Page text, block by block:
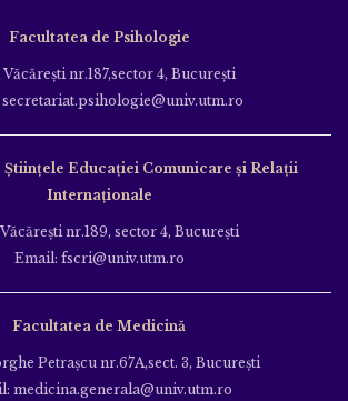
Facultatea de Psihologie
Văcăreşti nr.187,sector 4, Bucureşti
Ştiinţele Educației Comunicare și Relații
Internaționale
nr.189, sector 4, Bucureşti
Email: fscri@univ.utm.ro
Facultatea de Medicină
Petraşcu nr.67A,sect. 3, Bucureşti
medicina.generala@univ.utm.ro